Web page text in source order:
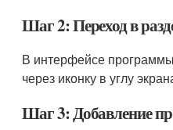
Шаг 2: Переход в
В интерфейсе
через иконку в углу
Шаг 3: Добавление